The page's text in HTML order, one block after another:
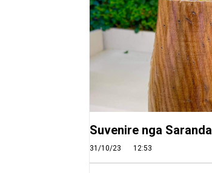
Suvenire nga Saranda
31/10/23 12:53